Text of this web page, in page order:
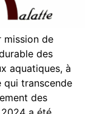
mission de
des
aquatiques, à
qui transcende
des